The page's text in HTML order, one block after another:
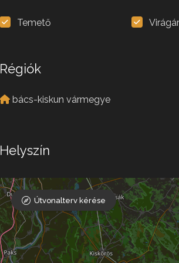
Temető
Régiók
bács-kiskun vármegye
Helyszín
Útvonalterv kérése